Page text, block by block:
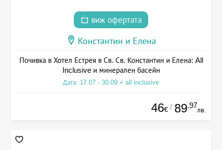
виж офертата
Константин и Елена
Почивка в Хотел Естрея в Св. Св. Константин и Елена: All
Inclusive и минерален басейн
Дата: 17.07 - 30.09 + all inclusive
46€ / 89.97
лв.